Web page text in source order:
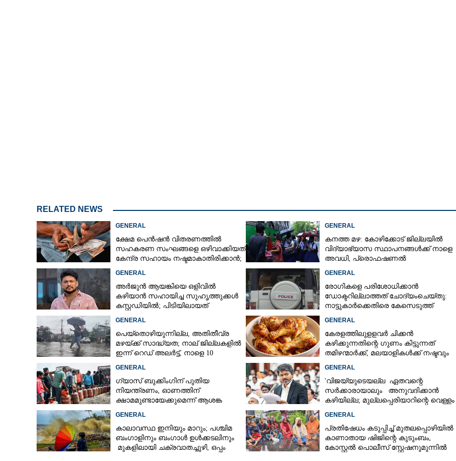
RELATED NEWS
GENERAL
ക്ഷേമ പെൻഷൻ വിതരണത്തിൽ
സഹകരണ സംഘങ്ങളെ ഒഴിവാക്കിയത്
കേന്ദ്ര സഹായം നഷ്ടമാകാതിരിക്കാൻ;
GENERAL
കനത്ത മഴ: കോഴിക്കോട് ജില്ലയിൽ
വിദ്യാഭ്യാസ സ്ഥാപനങ്ങൾക്ക് നാളെ
അവധി,​ പ്രൊഫഷണൽ
GENERAL
അർജുൻ ആയങ്കിയെ ഒളിവിൽ
കഴിയാൻ സഹായിച്ച സുഹൃത്തുക്കൾ
കസ്റ്റഡിയിൽ; പിടിയിലായത്
GENERAL
രോഗികളെ പരിശോധിക്കാൻ
ഡോക്ടറില്ലാത്തത് ചോദ്യംചെയ്തു:
നാട്ടുകാർക്കെതിരെ കേസെടുത്ത്
GENERAL
പെയ്തൊഴിയുന്നില്ല, അതിതീവ്ര
മഴയ്ക്ക് സാദ്ധ്യത;​ നാല് ജില്ലകളിൽ
ഇന്ന് റെഡ് അലർട്ട്,​ നാളെ 10
GENERAL
കേരളത്തിലുളളവർ ചിക്കൻ
കഴിക്കുന്നതിന്റെ ഗുണം കിട്ടുന്നത്
തമിഴന്മാർക്ക്, മലയാളികൾക്ക് നഷ്ടവും
GENERAL
ഗ്യാസ് ബുക്കിംഗിന് പുതിയ
നിയന്ത്രണം, ഓണത്തിന്
ക്ഷാമമുണ്ടായേക്കുമെന്ന് ആശങ്ക
GENERAL
'വിജയ്‌യുടെയല്ല ഏതവന്റെ
സർക്കാരായാലും അനുവദിക്കാൻ
കഴിയില്ല; മുല്ലപ്പെരിയാറിന്റെ വെള്ളം
GENERAL
കാലാവസ്ഥ ഇനിയും മാറും; പശ്ചിമ
ബംഗാളിനും ബംഗാൾ ഉൾക്കടലിനും
മുകളിലായി ചക്രവാതച്ചുഴി, ഒപ്പം
GENERAL
പ്രതിഷേധം കടുപ്പിച്ച് മുതലപ്പൊഴിയിൽ
കാണാതായ ഷിജിന്റെ കുടുംബം,
കോസ്റ്റൽ പൊലീസ് സ്റ്റേഷനുമുന്നിൽ